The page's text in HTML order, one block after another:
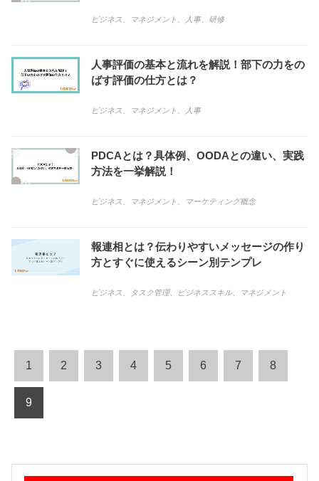
ビジネス マネジメント 人事、 研修
人事評価の基本と流れを解説！部下の力をの
ばす評価の仕方とは？
ビジネス マネジメント 人事
PDCAとは？具体例、OODAとの違い、実践
方法を一挙解説！
ビジネス マネジメント マーケティング概念
報連相とは？伝わりやすいメッセージの作り
方とすぐに使えるシーン別テンプレ
ビジネス タスク管理、 ビジネススキル、 マネジメント
1 2 3 4 5 6 7 8
9